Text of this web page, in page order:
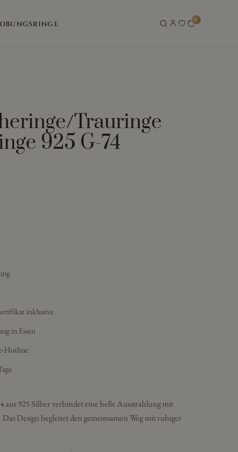
0
Trauringe
925 G-74
inklusive
in Essen
Hotline
aus 925 Silber verbindet eine helle Ausstrahlung mit
Design begleitet den gemeinsamen Weg mit ruhiger